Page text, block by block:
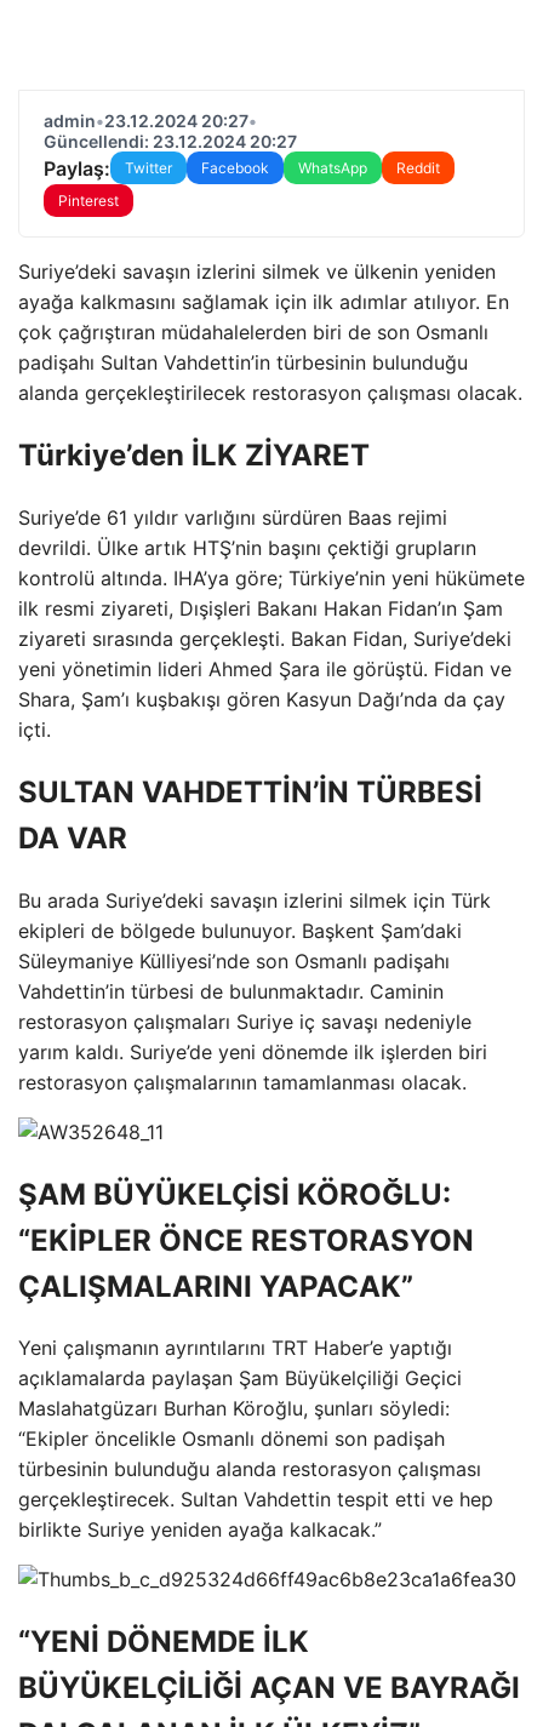
admin•23.12.2024 20:27•
Güncellendi: 23.12.2024 20:27
Paylaş: Twitter Facebook WhatsApp
Reddit
Pinterest
Suriye’deki savaşın izlerini silmek ve ülkenin yeniden
ayağa kalkmasını sağlamak için ilk adımlar atılıyor. En
çok çağrıştıran müdahalelerden biri de son Osmanlı
padişahı Sultan Vahdettin’in türbesinin bulunduğu
alanda gerçekleştirilecek restorasyon çalışması olacak.
Türkiye’den İLK ZİYARET
Suriye’de 61 yıldır varlığını sürdüren Baas rejimi
devrildi. Ülke artık HTŞ’nin başını çektiği grupların
kontrolü altında. IHA’ya göre; Türkiye’nin yeni hükümete
ilk resmi ziyareti, Dışişleri Bakanı Hakan Fidan’ın Şam
ziyareti sırasında gerçekleşti. Bakan Fidan, Suriye’deki
yeni yönetimin lideri Ahmed Şara ile görüştü. Fidan ve
Shara, Şam’ı kuşbakışı gören Kasyun Dağı’nda da çay
içti.
SULTAN VAHDETTİN’İN TÜRBESİ
DA VAR
Bu arada Suriye’deki savaşın izlerini silmek için Türk
ekipleri de bölgede bulunuyor. Başkent Şam’daki
Süleymaniye Külliyesi’nde son Osmanlı padişahı
Vahdettin’in türbesi de bulunmaktadır. Caminin
restorasyon çalışmaları Suriye iç savaşı nedeniyle
yarım kaldı. Suriye’de yeni dönemde ilk işlerden biri
restorasyon çalışmalarının tamamlanması olacak.
ŞAM BÜYÜKELÇİSİ KÖROĞLU:
“EKİPLER ÖNCE RESTORASYON
ÇALIŞMALARINI YAPACAK”
Yeni çalışmanın ayrıntılarını TRT Haber’e yaptığı
açıklamalarda paylaşan Şam Büyükelçiliği Geçici
Maslahatgüzarı Burhan Köroğlu, şunları söyledi:
“Ekipler öncelikle Osmanlı dönemi son padişah
türbesinin bulunduğu alanda restorasyon çalışması
gerçekleştirecek. Sultan Vahdettin tespit etti ve hep
birlikte Suriye yeniden ayağa kalkacak.”
“YENİ DÖNEMDE İLK
BÜYÜKELÇİLİĞİ AÇAN VE BAYRAĞI